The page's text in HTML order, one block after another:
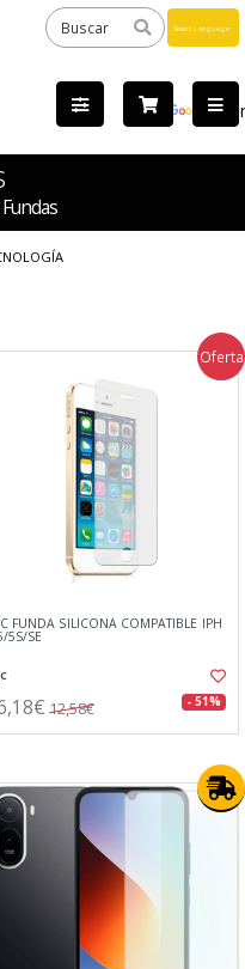
by
Oferta
FUNDA SILICONA COMPATIBLE IPH
5S/SE
12,58€ - 51%